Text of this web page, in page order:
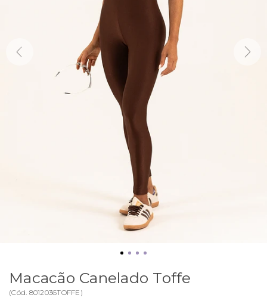
Macacão Canelado Toffe
(Cód. 8012036TOFFE )